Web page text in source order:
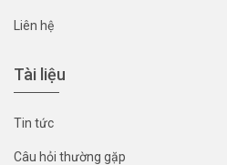
Liên hệ
Tài liệu
Tin tức
Câu hỏi thường gặp